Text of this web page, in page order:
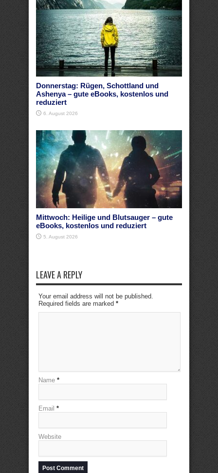
Donnerstag: Rügen, Schottland und
Ashenya – gute eBooks, kostenlos und
reduziert
6. August 2026
Mittwoch: Heilige und Blutsauger – gute
eBooks, kostenlos und reduziert
5. August 2026
LEAVE A REPLY
Your email address will not be published.
Required fields are marked *
Name *
Email *
Website